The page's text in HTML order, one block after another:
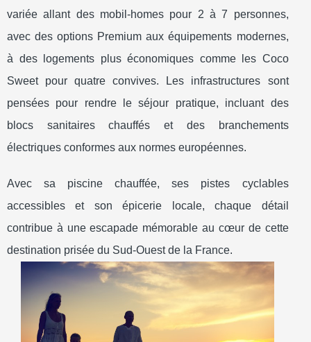
variée allant des mobil-homes pour 2 à 7 personnes,
avec des options Premium aux équipements modernes,
à des logements plus économiques comme les Coco
Sweet pour quatre convives. Les infrastructures sont
pensées pour rendre le séjour pratique, incluant des
blocs sanitaires chauffés et des branchements
électriques conformes aux normes européennes.
Avec sa piscine chauffée, ses pistes cyclables
accessibles et son épicerie locale, chaque détail
contribue à une escapade mémorable au cœur de cette
destination prisée du Sud-Ouest de la France.